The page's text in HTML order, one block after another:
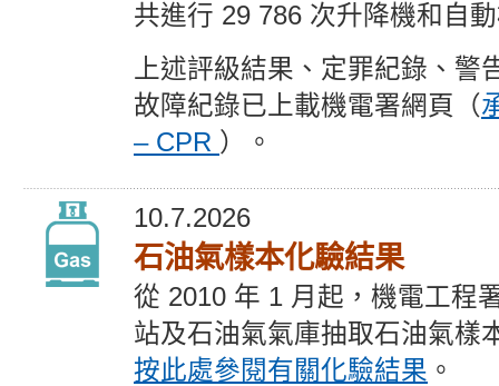
共進行 29 786 次升降機和自
上述評級結果、定罪紀錄、警
故障紀錄已上載機電署網頁（
– CPR ）。
10.7.2026
石油氣樣本化驗結果
從 2010 年 1 月起，機電工程
站及石油氣氣庫抽取石油氣樣
按此處參閱有關化驗結果 。